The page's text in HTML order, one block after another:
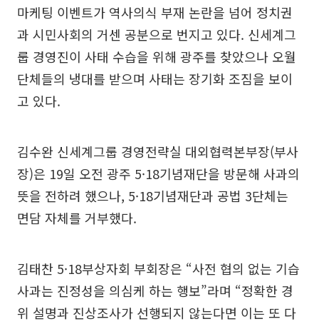
마케팅 이벤트가 역사의식 부재 논란을 넘어 정치권
과 시민사회의 거센 공분으로 번지고 있다. 신세계그
룹 경영진이 사태 수습을 위해 광주를 찾았으나 오월
단체들의 냉대를 받으며 사태는 장기화 조짐을 보이
고 있다.
김수완 신세계그룹 경영전략실 대외협력본부장(부사
장)은 19일 오전 광주 5·18기념재단을 방문해 사과의
뜻을 전하려 했으나, 5·18기념재단과 공법 3단체는
면담 자체를 거부했다.
김태찬 5·18부상자회 부회장은 “사전 협의 없는 기습
사과는 진정성을 의심케 하는 행보”라며 “정확한 경
위 설명과 진상조사가 선행되지 않는다면 이는 또 다